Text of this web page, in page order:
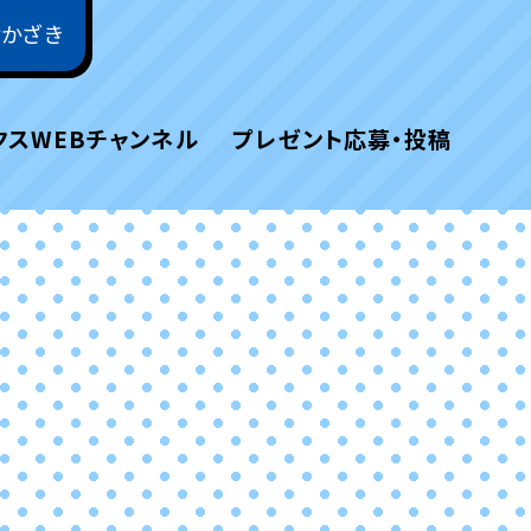
ざき
スWEBチャンネル プレゼント応募・投稿